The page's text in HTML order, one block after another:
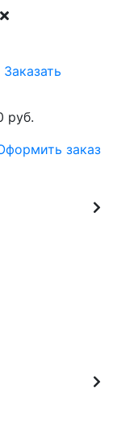
Заказать
руб.
заказ